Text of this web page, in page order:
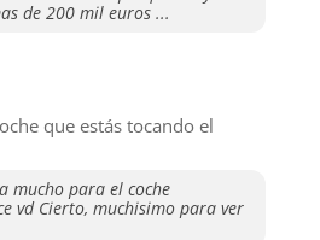
de 200 mil euros ...
que estás tocando el
mucho para el coche
vd Cierto, muchisimo para ver